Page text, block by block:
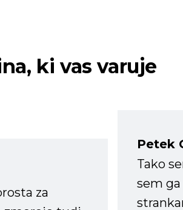
ki vas varuje
za
Petek
Tako
sem